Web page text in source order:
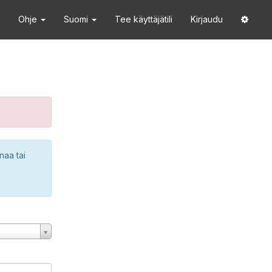
Ohje Suomi Tee käyttäjätili Kirjaudu
tai